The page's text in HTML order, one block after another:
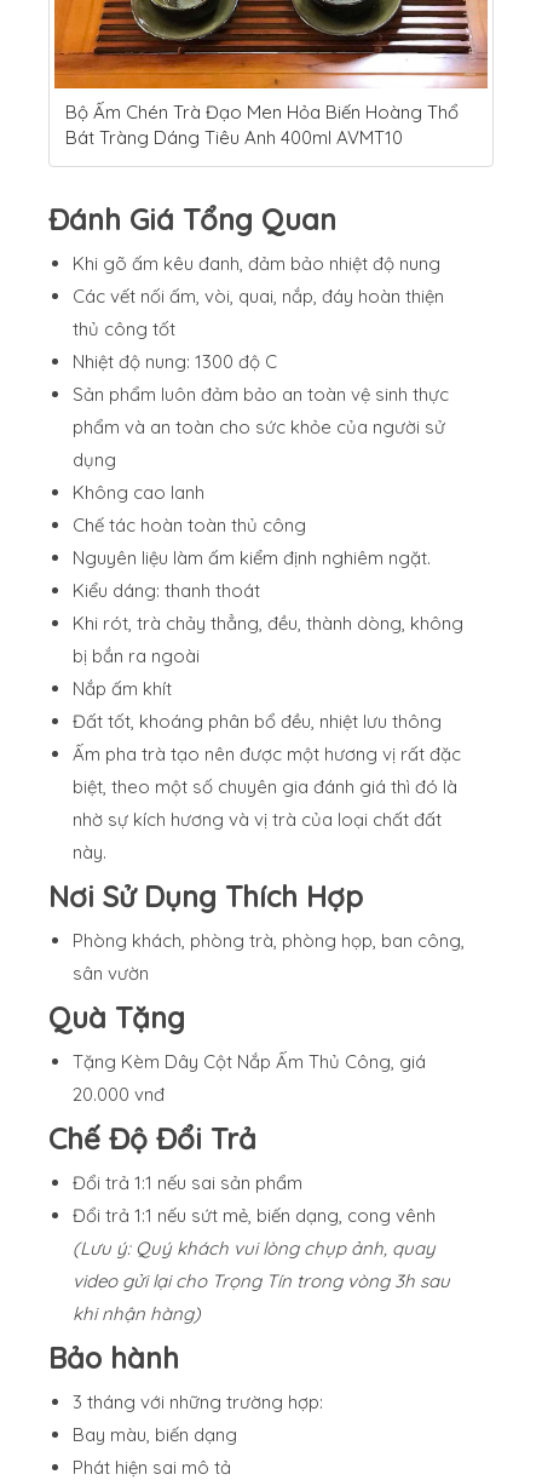
Bộ Ấm Chén Trà Đạo Men Hỏa Biến Hoàng Thổ
Bát Tràng Dáng Tiêu Anh 400ml AVMT10
Đánh Giá Tổng Quan
Khi gõ ấm kêu đanh, đảm bảo nhiệt độ nung
Các vết nối ấm, vòi, quai, nắp, đáy hoàn thiện
thủ công tốt
Nhiệt độ nung: 1300 độ C
Sản phẩm luôn đảm bảo an toàn vệ sinh thực
phẩm và an toàn cho sức khỏe của người sử
dụng
Không cao lanh
Chế tác hoàn toàn thủ công
Nguyên liệu làm ấm kiểm định nghiêm ngặt.
Kiểu dáng: thanh thoát
Khi rót, trà chảy thẳng, đều, thành dòng, không
bị bắn ra ngoài
Nắp ấm khít
Đất tốt, khoáng phân bổ đều, nhiệt lưu thông
Ấm pha trà tạo nên được một hương vị rất đặc
biệt, theo một số chuyên gia đánh giá thì đó là
nhờ sự kích hương và vị trà của loại chất đất
này.
Nơi Sử Dụng Thích Hợp
Phòng khách, phòng trà, phòng họp, ban công,
sân vườn
Quà Tặng
Tặng Kèm Dây Cột Nắp Ấm Thủ Công, giá
20.000 vnđ
Chế Độ Đổi Trả
Đổi trả 1:1 nếu sai sản phẩm
Đổi trả 1:1 nếu sứt mẻ, biến dạng, cong vênh
(Lưu ý: Quý khách vui lòng chụp ảnh, quay
video gửi lại cho Trọng Tín trong vòng 3h sau
khi nhận hàng)
Bảo hành
3 tháng với những trường hợp:
Bay màu, biến dạng
Phát hiện sai mô tả